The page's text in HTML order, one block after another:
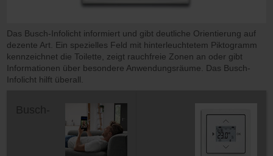
Das Busch-Infolicht informiert und gibt deutliche Orientierung auf
dezente Art. Ein spezielles Feld mit hinterleuchtetem Piktogramm
kennzeichnet die Toilette, zeigt rauchfreie Zonen an oder gibt
Informationen über besondere Anwendungsräume. Das Busch-
Infolicht hilft überall.